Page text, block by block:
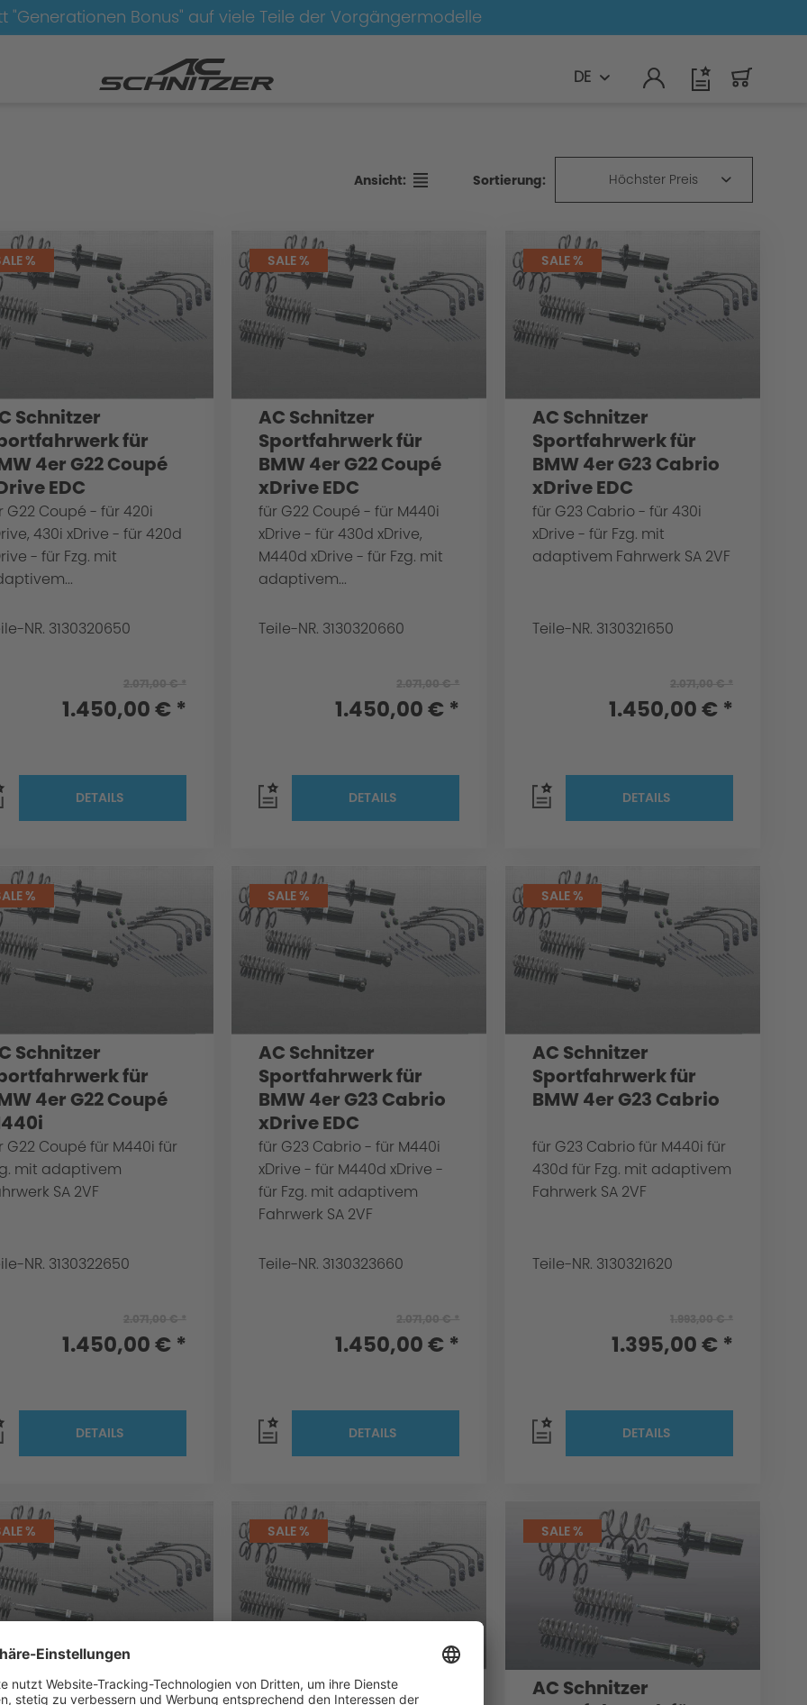
"Generationen Bonus" auf viele Teile der Vorgängermodelle
DE
Ansicht: Sortierung: Höchster Preis
%
Schnitzer
für
4er G22 Coupé
EDC
G22 Coupé - für 420i
430i xDrive - für 420d
- für Fzg. mit
NR. 3130320650
1.450,00 € *
DETAILS
SALE %
AC Schnitzer
Sportfahrwerk für
BMW 4er G22 Coupé
xDrive EDC
für G22 Coupé - für M440i
xDrive - für 430d xDrive,
M440d xDrive - für Fzg. mit
adaptivem...
Teile-NR. 3130320660
1.450,00 € *
DETAILS
SALE %
AC Schnitzer
Sportfahrwerk für
BMW 4er G23 Cabrio
xDrive EDC
für G23 Cabrio - für 430i
xDrive - für Fzg. mit
adaptivem Fahrwerk SA 2VF
Teile-NR. 3130321650
1.450,00 € *
DETAILS
%
Schnitzer
für
4er G22 Coupé
G22 Coupé für M440i für
mit adaptivem
SA 2VF
NR. 3130322650
1.450,00 € *
DETAILS
SALE %
AC Schnitzer
Sportfahrwerk für
BMW 4er G23 Cabrio
xDrive EDC
für G23 Cabrio - für M440i
xDrive - für M440d xDrive -
für Fzg. mit adaptivem
Fahrwerk SA 2VF
Teile-NR. 3130323660
1.450,00 € *
DETAILS
SALE %
AC Schnitzer
Sportfahrwerk für
BMW 4er G23 Cabrio
für G23 Cabrio für M440i für
430d für Fzg. mit adaptivem
Fahrwerk SA 2VF
Teile-NR. 3130321620
1.395,00 € *
DETAILS
%
Schnitzer
SALE %
AC Schnitzer
SALE %
AC Schnitzer